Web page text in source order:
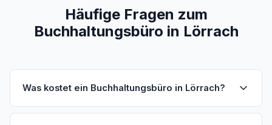
Häufige Fragen zum
Buchhaltungsbüro in Lörrach
Was kostet ein Buchhaltungsbüro in Lörrach?